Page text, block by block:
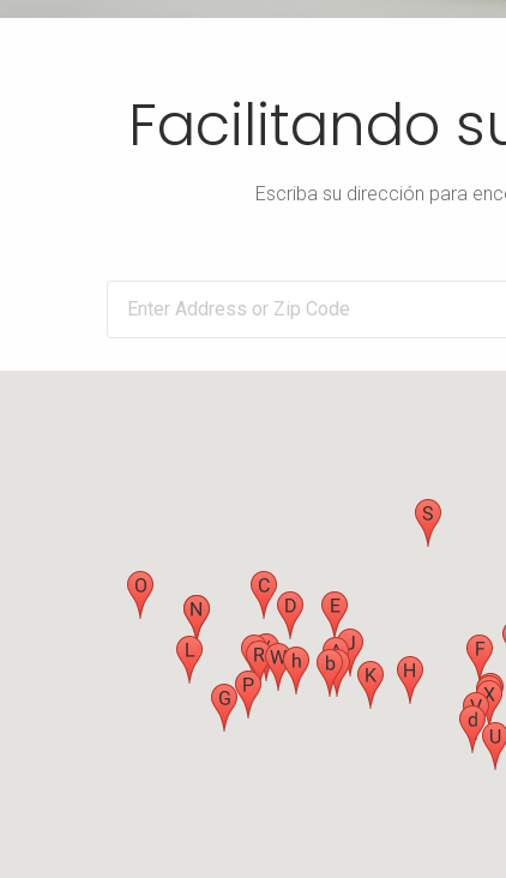
Facilitando
Escriba su dirección para